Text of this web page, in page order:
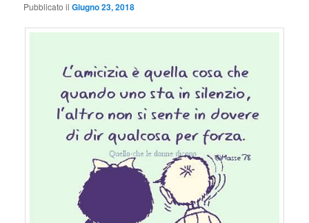
Pubblicato ilGiugno 23, 2018